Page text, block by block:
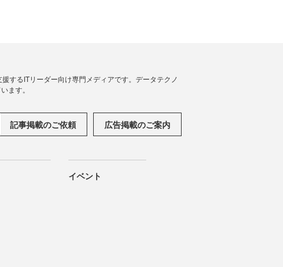
するITリーダー向け専門メディアです。データテクノ
ます。
記事掲載のご依頼 広告掲載のご案内
イベント